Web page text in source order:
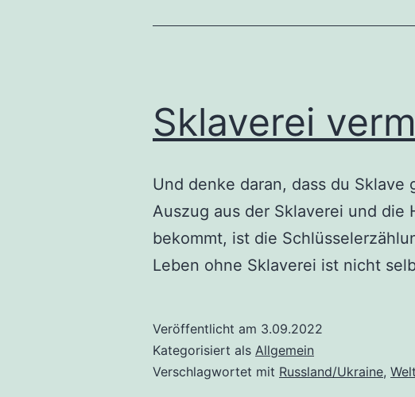
Sklaverei
Und denke daran, dass du Sklave
Auszug aus der Sklaverei und die
bekommt, ist die
Leben ohne Sklaverei ist nicht
Veröffentlicht am 3.09.2022
Kategorisiert als Allgemein
Verschlagwortet mit Russland/Ukraine,